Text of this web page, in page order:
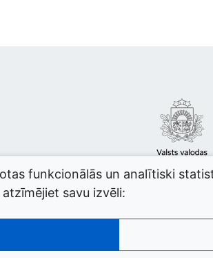
funkcionālās un analītiski
savu izvēli: